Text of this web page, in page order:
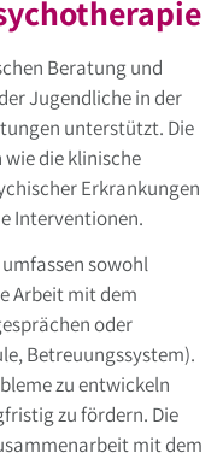
Beratung und
Jugendliche in der
unterstützt. Die
die klinische
Erkrankungen
Interventionen.
sowohl
Arbeit mit dem
oder
Betreuungssystem).
zu entwickeln
zu fördern. Die
mit dem